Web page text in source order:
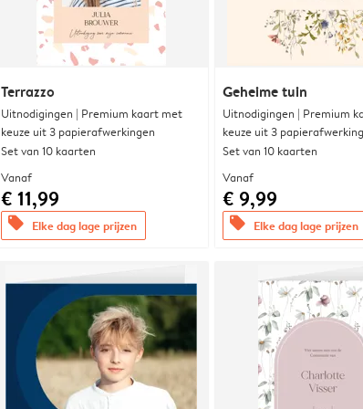
Terrazzo
Uitnodigingen | Premium kaart met
keuze uit 3 papierafwerkingen
Set van 10 kaarten
Vanaf
€ 11,99
offers Elke dag lage prijzen
Geheime tuin
Uitnodigingen | Premium
keuze uit 3
Set van 10 kaarten
Vanaf
€ 9,99
offers Elke dag lage prijzen